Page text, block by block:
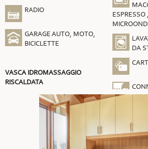
RADIO
GARAGE AUTO, MOTO,
BICICLETTE
VASCA IDROMASSAGGIO
RISCALDATA
DA